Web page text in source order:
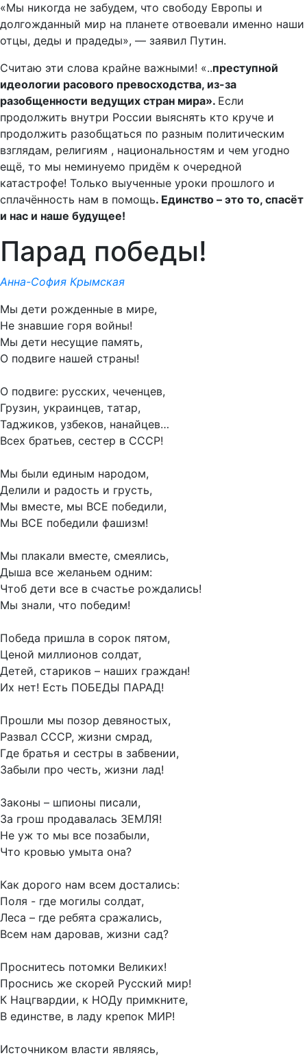
«Мы никогда не забудем, что свободу Европы и
долгожданный мир на планете отвоевали именно наши
отцы, деды и прадеды», — заявил Путин.
Считаю эти слова крайне важными! «..преступной
идеологии расового превосходства, из-за
разобщенности ведущих стран мира». Если
продолжить внутри России выяснять кто круче и
продолжить разобщаться по разным политическим
взглядам, религиям , национальностям и чем угодно
ещё, то мы неминуемо придём к очередной
катастрофе! Только выученные уроки прошлого и
сплачённость нам в помощь. Единство – это то, спасёт
и нас и наше будущее!
Парад победы!
Анна-София Крымская
Мы дети рожденные в мире,
Не знавшие горя войны!
Мы дети несущие память,
О подвиге нашей страны!
О подвиге: русских, чеченцев,
Грузин, украинцев, татар,
Таджиков, узбеков, нанайцев…
Всех братьев, сестер в СССР!
Мы были единым народом,
Делили и радость и грусть,
Мы вместе, мы ВСЕ победили,
Мы ВСЕ победили фашизм!
Мы плакали вместе, смеялись,
Дыша все желаньем одним:
Чтоб дети все в счастье рождались!
Мы знали, что победим!
Победа пришла в сорок пятом,
Ценой миллионов солдат,
Детей, стариков – наших граждан!
Их нет! Есть ПОБЕДЫ ПАРАД!
Прошли мы позор девяностых,
Развал СССР, жизни смрад,
Где братья и сестры в забвении,
Забыли про честь, жизни лад!
Законы – шпионы писали,
За грош продавалась ЗЕМЛЯ!
Не уж то мы все позабыли,
Что кровью умыта она?
Как дорого нам всем достались:
Поля - где могилы солдат,
Леса – где ребята сражались,
Всем нам даровав, жизни сад?
Проснитесь потомки Великих!
Проснись же скорей Русский мир!
К Нацгвардии, к НОДу примкните,
В единстве, в ладу крепок МИР!
Источником власти являясь,